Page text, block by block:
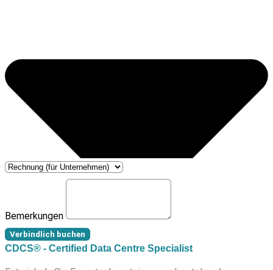
Bemerkungen
Verbindlich buchen
CDCS® - Certified Data Centre Specialist